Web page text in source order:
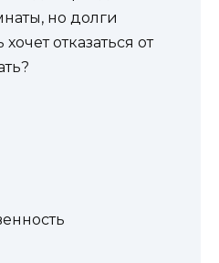
но долги
отказаться от